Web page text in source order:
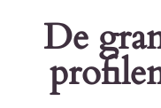
De